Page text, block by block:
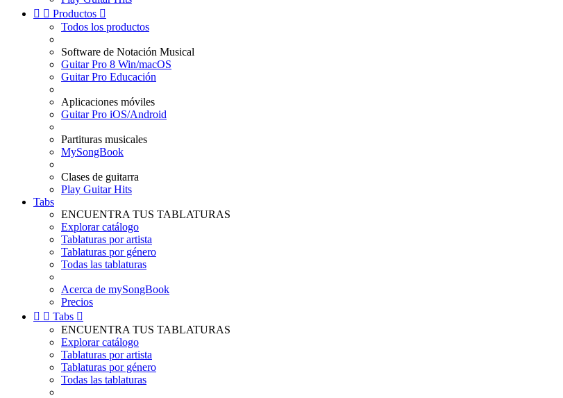
  Productos 
Todos los productos
Software de Notación Musical
Guitar Pro 8 Win/macOS
Guitar Pro Educación
Aplicaciones móviles
Guitar Pro iOS/Android
Partituras musicales
MySongBook
Clases de guitarra
Play Guitar Hits
Tabs
ENCUENTRA TUS TABLATURAS
Explorar catálogo
Tablaturas por artista
Tablaturas por género
Todas las tablaturas
Acerca de mySongBook
Precios
  Tabs 
ENCUENTRA TUS TABLATURAS
Explorar catálogo
Tablaturas por artista
Tablaturas por género
Todas las tablaturas